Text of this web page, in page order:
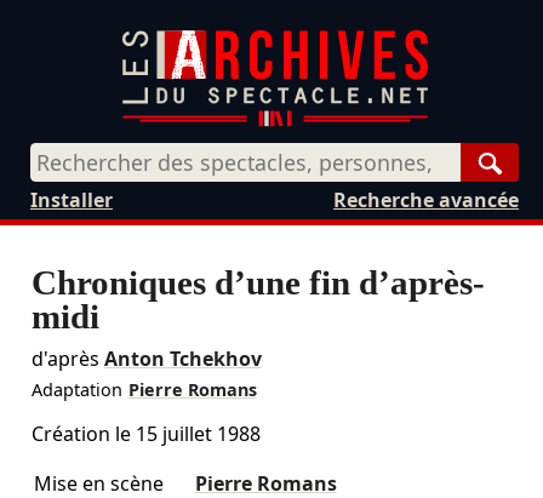
Recherche avancée
Installer
Chroniques d’une fin d’après-
midi
d'après Anton Tchekhov
Adaptation Pierre Romans
Création le 15 juillet 1988
Mise en scène
Pierre Romans